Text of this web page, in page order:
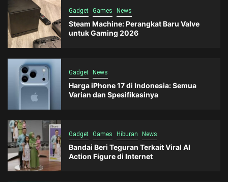
Gadget Games News
Steam Machine: Perangkat Baru Valve
untuk Gaming 2026
Gadget News
Harga iPhone 17 di Indonesia: Semua
Varian dan Spesifikasinya
Gadget Games Hiburan News
Bandai Beri Teguran Terkait Viral AI
Action Figure di Internet